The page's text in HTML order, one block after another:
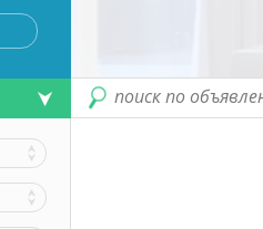
поиск по